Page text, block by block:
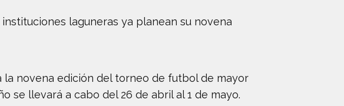
laguneras ya planean su novena
novena edición del torneo de futbol de mayor
se llevará a cabo del 26 de abril al 1 de mayo.